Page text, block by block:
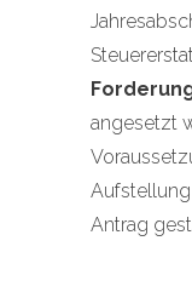
angesetzt
Antrag